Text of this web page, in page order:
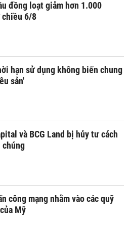
đồng loạt giảm hơn 1.000
6/8
hạn sử dụng không biến chung
sản'
và BCG Land bị hủy tư cách
chúng
công mạng nhằm vào các quỹ
Mỹ